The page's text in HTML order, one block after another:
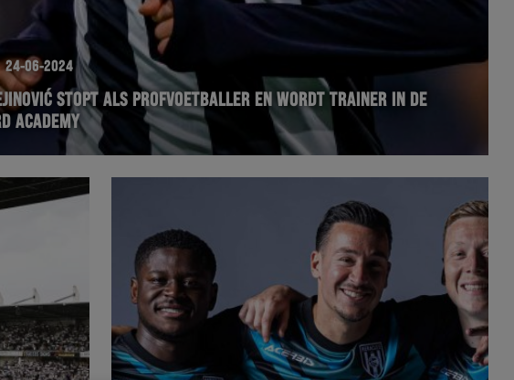
24-06-2024
STOPT ALS PROFVOETBALLER EN WORDT TRAINER IN DE
ACADEMY